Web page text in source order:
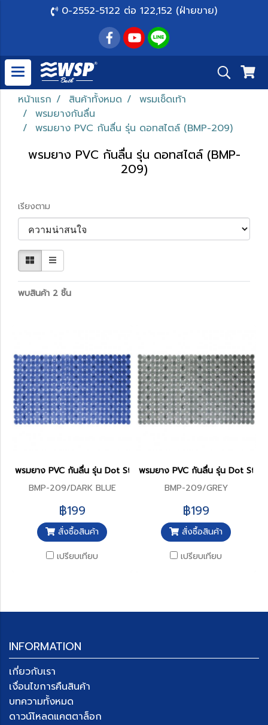
0-2552-5122 ต่อ 122,152 (ฝ่ายขาย)
หน้าแรก สินค้าทั้งหมด
พรมเช็ดเท้า
พรมยางกันลื่น
พรมยาง PVC กันลื่น รุ่น ดอทสไตล์ (BMP-209)
พรมยาง PVC กันลื่น รุ่น ดอทสไตล์ (BMP-
209)
เรียงตาม
พบสินค้า 2 ชิ้น
พรมยาง PVC กันลื่น รุ่น Dot Style
BMP-209/DARK BLUE
฿199
สั่งซื้อสินค้า
เปรียบเทียบ
พรมยาง PVC กันลื่น รุ่น Dot Style
BMP-209/GREY
฿199
สั่งซื้อสินค้า
เปรียบเทียบ
INFORMATION
เกี่ยวกับเรา
เงื่อนไขการคืนสินค้า
บทความทั้งหมด
ดาวน์โหลดแคตตาล็อก